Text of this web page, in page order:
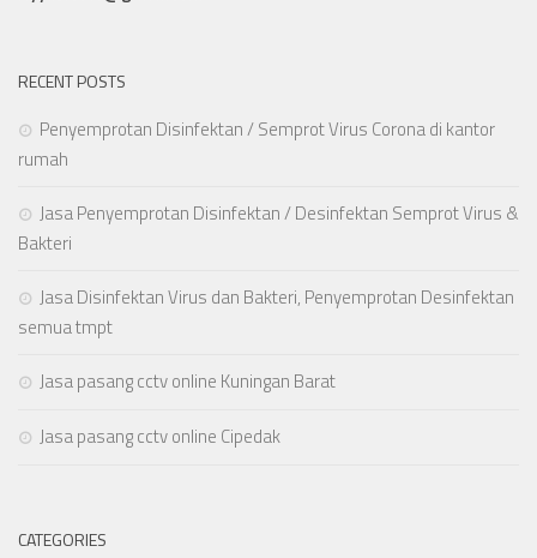
RECENT POSTS
Penyemprotan Disinfektan / Semprot Virus Corona di kantor
rumah
Jasa Penyemprotan Disinfektan / Desinfektan Semprot Virus &
Bakteri
Jasa Disinfektan Virus dan Bakteri, Penyemprotan Desinfektan
semua tmpt
Jasa pasang cctv online Kuningan Barat
Jasa pasang cctv online Cipedak
CATEGORIES